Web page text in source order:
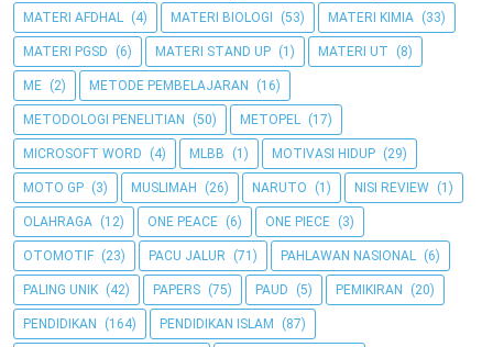
MATERI AFDHAL (4) MATERI BIOLOGI (53) MATERI KIMIA (33)
MATERI PGSD (6) MATERI STAND UP (1) MATERI UT (8)
ME (2) METODE PEMBELAJARAN (16)
METODOLOGI PENELITIAN (50) METOPEL (17)
MICROSOFT WORD (4) MLBB (1) MOTIVASI HIDUP (29)
MOTO GP (3) MUSLIMAH (26) NARUTO (1) NISI REVIEW (1)
OLAHRAGA (12) ONE PEACE (6) ONE PIECE (3)
OTOMOTIF (23) PACU JALUR (71) PAHLAWAN NASIONAL (6)
PALING UNIK (42) PAPERS (75) PAUD (5) PEMIKIRAN (20)
PENDIDIKAN (164) PENDIDIKAN ISLAM (87)